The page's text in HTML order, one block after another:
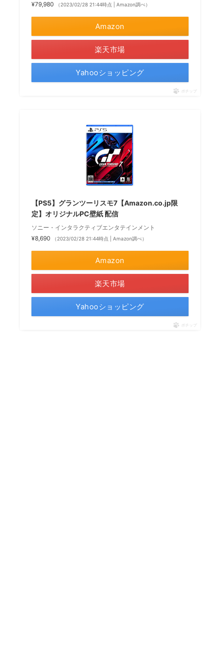
¥79,980
（2023/02/28 21:44時点 | Amazon調べ）
Amazon
楽天市場
Yahooショッピング
ポチップ
【PS5】グランツーリスモ7【Amazon.co.jp限
定】オリジナルPC壁紙 配信
ソニー・インタラクティブエンタテインメント
¥8,690
（2023/02/28 21:44時点 | Amazon調べ）
Amazon
楽天市場
Yahooショッピング
ポチップ